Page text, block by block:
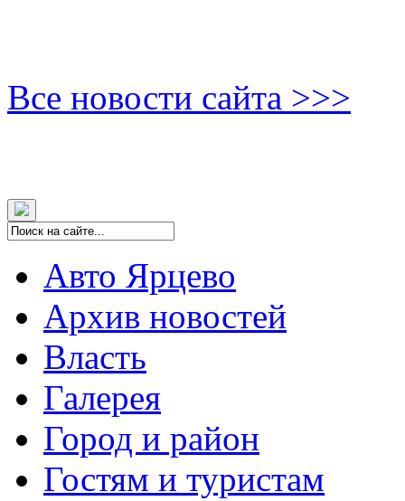
Все новости сайта >>>
Авто Ярцево
Архив новостей
Власть
Галерея
Город и район
Гостям и туристам